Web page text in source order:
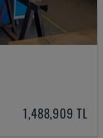
1,488,909 TL